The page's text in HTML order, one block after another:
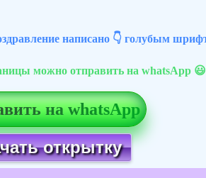
написано 👇 голубым
можно отправить на whatsApp 😃
на whatsApp
открытку